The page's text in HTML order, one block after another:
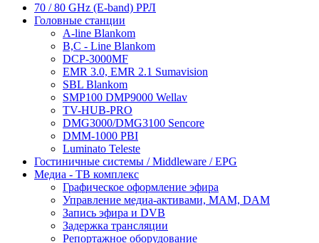
70 / 80 GHz (E-band) РРЛ
Головные станции
A-line Blankom
B,C - Line Blankom
DCP-3000MF
EMR 3.0, EMR 2.1 Sumavision
SBL Blankom
SMP100 DMP9000 Wellav
TV-HUB-PRO
DMG3000/DMG3100 Sencore
DMM-1000 PBI
Luminato Teleste
Гостиничные системы / Middleware / EPG
Медиа - ТВ комплекс
Графическое оформление эфира
Управление медиа-активами, MAM, DAM
Запись эфира и DVB
Задержка трансляции
Репортажное оборудование